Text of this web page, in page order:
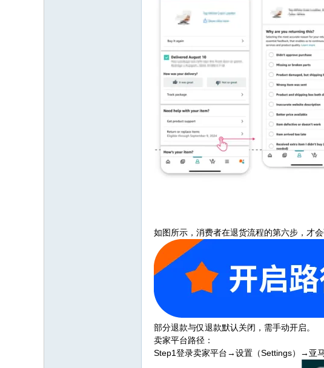
如图所示，消费者在退货流程的第六步，才
部分退款与仅退款默认关闭，需手动开启。
卖家平台路径：
Step1登录卖家平台→设置（Settings）→亚